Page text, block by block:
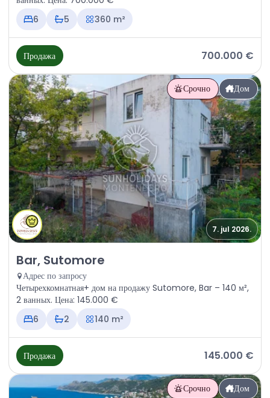
6
5 360 m²
Продажа 700.000 €
Срочно Дом
7. jul 2026.
Продажа - Дом Bar, Sutomore
Bar, Sutomore
Адрес по запросу
Четырехкомнатная+ дом на продажу Sutomore, Bar – 140 м²,
2 ванных. Цена: 145.000 €
6
2 140 m²
Продажа 145.000 €
Срочно Дом